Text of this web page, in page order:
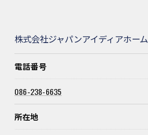
株式会社ジャパンアイディアホーム
電話番号
086-238-6635
所在地